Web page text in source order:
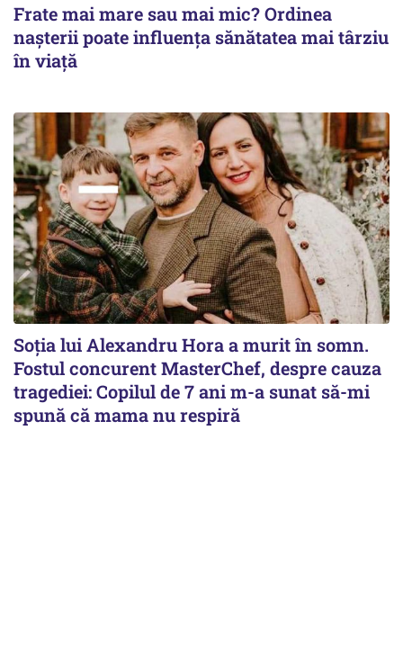
Frate mai mare sau mai mic? Ordinea
nașterii poate influența sănătatea mai târziu
în viață
Soția lui Alexandru Hora a murit în somn.
Fostul concurent MasterChef, despre cauza
tragediei: Copilul de 7 ani m-a sunat să-mi
spună că mama nu respiră